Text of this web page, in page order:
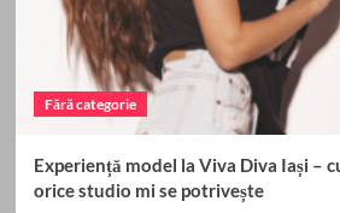
Fără categorie
Experiență model la Viva Diva Iași –
orice studio mi se potrivește